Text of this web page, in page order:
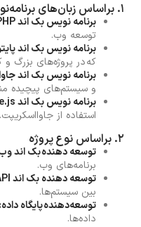
1. براساس زبان‌های برنامه‌نویسی
برنامه نویس بک اند PHP:
توسعه وب.
برنامه نویس بک اند
که در پروژه‌های بزرگ
برنامه نویس بک اند
و سیستم‌های پیچیده
برنامه نویس بک اند Node.js:
استفاده از جاوااسکریپت.
2. براساس نوع پروژه
توسعه دهنده بک اند
برنامه‌های وب.
توسعه دهنده بک اند API:
بین سیستم‌ها.
توسعه‌دهنده پایگاه داده:
داده‌ها.